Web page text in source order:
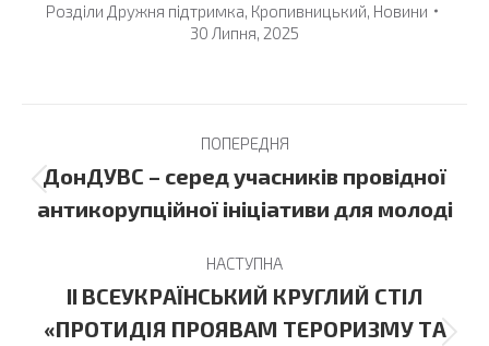
Розділи Дружня підтримка, Кропивницький, Новини
30 Липня, 2025
navigation
ПОПЕРЕДНЯ
Previous
post:
ДонДУВС – серед учасників провідної
антикорупційної ініціативи для молоді
НАСТУПНА
II ВСЕУКРАЇНСЬКИЙ КРУГЛИЙ СТІЛ
«ПРОТИДІЯ ПРОЯВАМ ТЕРОРИЗМУ ТА